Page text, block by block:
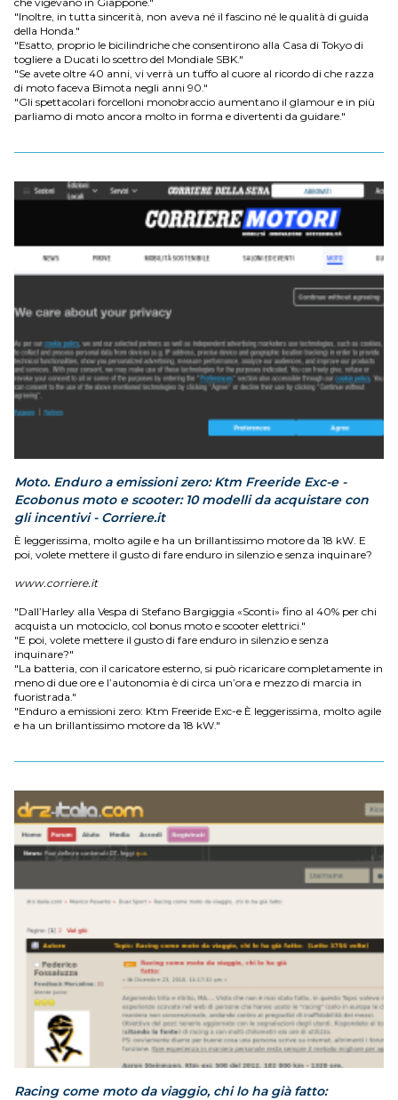
"Inoltre, in tutta sincerità, non aveva né il fascino né le qualità di guida
della Honda."
"Esatto, proprio le bicilindriche che consentirono alla Casa di Tokyo di
togliere a Ducati lo scettro del Mondiale SBK."
"Se avete oltre 40 anni, vi verrà un tuffo al cuore al ricordo di che razza
di moto faceva Bimota negli anni 90."
"Gli spettacolari forcelloni monobraccio aumentano il glamour e in più
parliamo di moto ancora molto in forma e divertenti da guidare."
Moto. Enduro a emissioni zero: Ktm Freeride Exc-e -
Ecobonus moto e scooter: 10 modelli da acquistare con
gli incentivi - Corriere.it
È leggerissima, molto agile e ha un brillantissimo motore da 18 kW. E
poi, volete mettere il gusto di fare enduro in silenzio e senza inquinare?
www.corriere.it
"Dall’Harley alla Vespa di Stefano Bargiggia «Sconti» fino al 40% per chi
acquista un motociclo, col bonus moto e scooter elettrici."
"E poi, volete mettere il gusto di fare enduro in silenzio e senza
inquinare?"
"La batteria, con il caricatore esterno, si può ricaricare completamente in
meno di due ore e l’autonomia è di circa un’ora e mezzo di marcia in
fuoristrada."
"Enduro a emissioni zero: Ktm Freeride Exc-e È leggerissima, molto agile
e ha un brillantissimo motore da 18 kW."
Racing come moto da viaggio, chi lo ha già fatto: